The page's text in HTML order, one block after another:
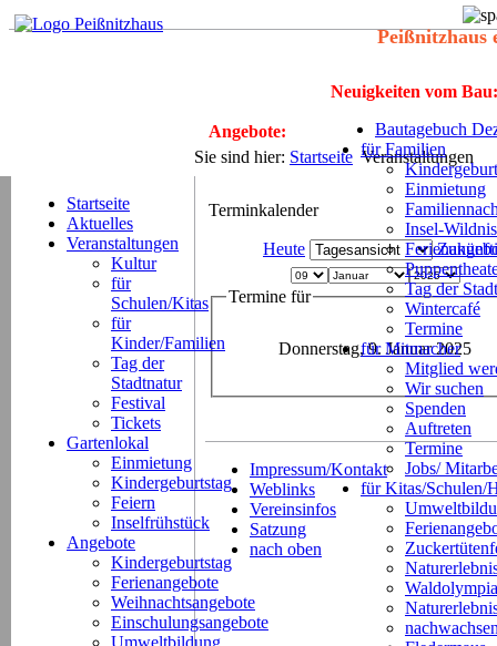
Peißnitzhaus
Neuigkeiten vom Bau:
Bautagebuch
für Familien
Einmietung
Insel-
Tag der
Wintercafé
Termine
für Mitmacher
Mitglied
Wir suchen
Spenden
Auftreten
Termine
Jobs/
für Kitas/Schulen/
Angebote:
Sie sind hier: Startseite Veranstaltungen
Startseite
Aktuelles
Veranstaltungen
Kultur
für
Schulen/Kitas
für
Kinder/Familien
Tag der
Stadtnatur
Festival
Tickets
Gartenlokal
Einmietung
Kindergeburtstag
Feiern
Inselfrühstück
Angebote
Kindergeburtstag
Ferienangebote
Weihnachtsangebote
Einschulungsangebote
Umweltbildung
Terminkalender
Heute
Termine für
Donnerstag, 9. Januar 2025
Impressum/Kontakt
Weblinks
Vereinsinfos
Satzung
nach oben